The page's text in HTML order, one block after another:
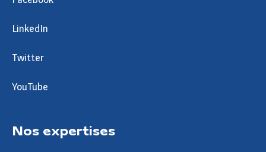
LinkedIn
Twitter
YouTube
Nos expertises